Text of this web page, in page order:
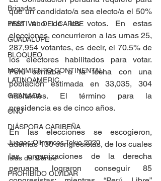
Brigadas
FESTIVAL DEL CARIBE
GUADALUPE
BLOQUEO
MOVIMIENTO CONTINENTAL
LATINOAMERIC
GRANADA
ONU
DIÁSPORA CARIBEÑA
Juegos Olímpicos Tokio 2020
Islas del Caribe
PROHIBIDO OLVIDAR
que un candidato/a sea electo/a el 50%
más uno de los votos. En estas
elecciones, concurrieron a las urnas 25,
287,954 votantes, es decir, el 70.5% de
los electores habilitados para votar.
Perú contaba a la fecha con una
población estimada en 33,035, 304
habitantes. El término para la
presidencia es de cinco años.
En las elecciones se escogieron,
además 130 congresistas, de los cuales
las organizaciones de la derecha
peruana lograron conseguir 85